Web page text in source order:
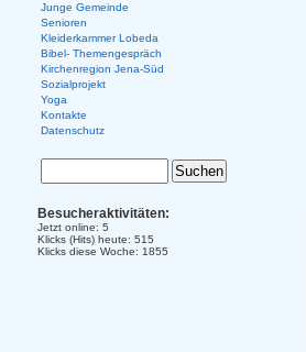
Junge Gemeinde
Senioren
Kleiderkammer Lobeda
Bibel- Themengespräch
Kirchenregion Jena-Süd
Sozialprojekt
Yoga
Kontakte
Datenschutz
Besucheraktivitäten:
Jetzt online: 5
Klicks (Hits) heute: 515
Klicks diese Woche: 1855